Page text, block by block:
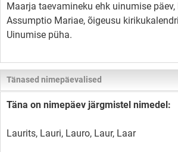
Maarja taevamineku ehk uinumise päev,
Assumptio Mariae, õigeusu
Uinumise püha.
Tänased nimepäevalised
Täna on nimepäev järgmistel nimedel:
Laurits, Lauri, Lauro, Laur, Laar